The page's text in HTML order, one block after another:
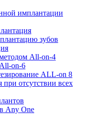
имплантации
зубов
All-on-4
on-6
ALL-on 8
отсутствии всех
Any One